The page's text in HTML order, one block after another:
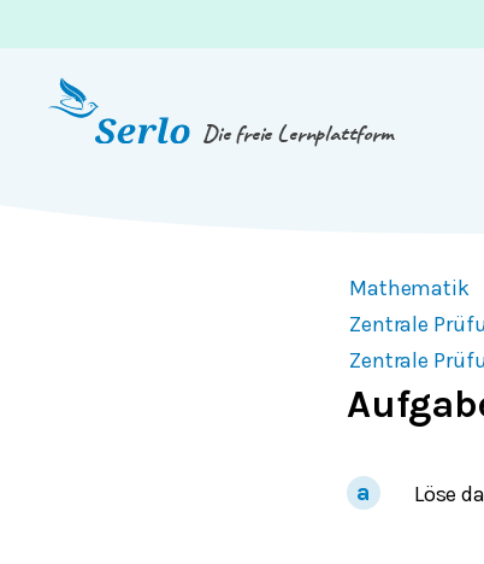
Die freie Lernplattform
Mathematik
Zentrale
Zentrale
Löse